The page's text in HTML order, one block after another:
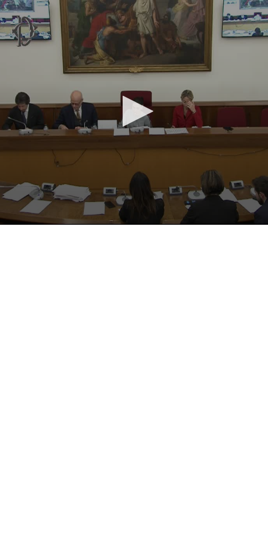
Vai al contenuto principale
WebTV Camera dei Deputati
Vai al menu di navigazione
Contenuto
Fine contenuto